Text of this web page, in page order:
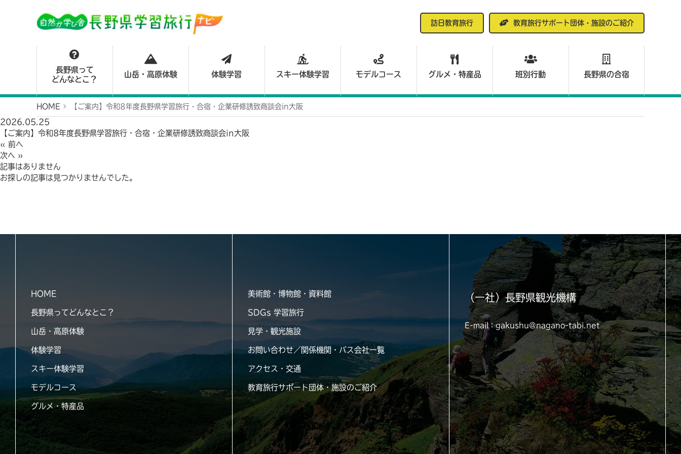
訪日教育旅行 教育旅行サポート団体・施設のご紹介
長野県って
どんなとこ？
山岳・高原体験 体験学習 スキー体験学習 モデルコース グルメ・特産品 班別行動 長野県の合宿
HOME 【ご案内】令和8年度長野県学習旅行・合宿・企業研修誘致商談会in大阪
2026.05.25
【ご案内】令和8年度長野県学習旅行・合宿・企業研修誘致商談会in大阪
« 前へ
次へ »
記事はありません
お探しの記事は見つかりませんでした。
HOME
長野県ってどんなとこ？
山岳・高原体験
体験学習
スキー体験学習
モデルコース
グルメ・特産品
美術館・博物館・資料館
SDGs 学習旅行
見学・観光施設
お問い合わせ／関係機関・バス会社一覧
アクセス・交通
教育旅行サポート団体・施設のご紹介
（一社）長野県観光機構
E-mail：gakushu@nagano-tabi.net